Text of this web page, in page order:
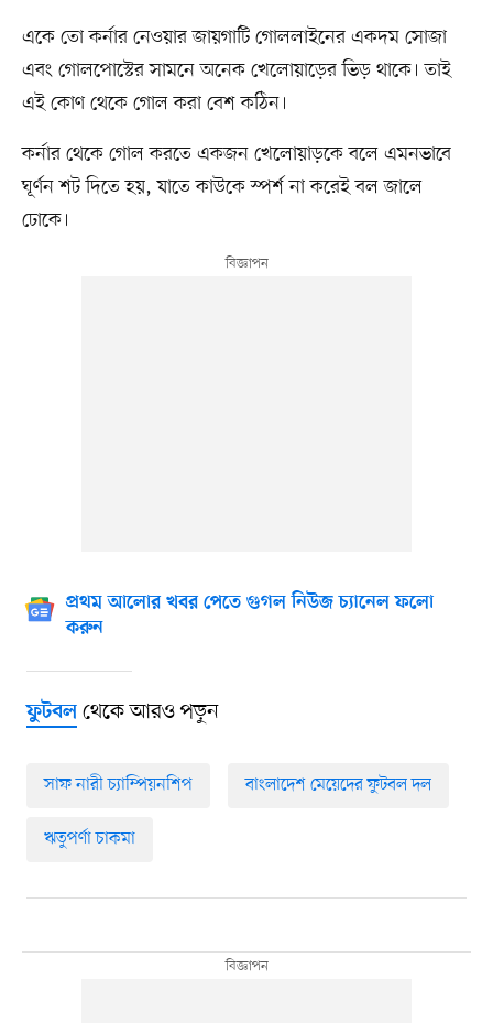
একে তো কর্নার নেওয়ার জায়গাটি গোললাইনের একদম সোজা
এবং গোলপোস্টের সামনে অনেক খেলোয়াড়ের ভিড় থাকে। তাই
এই কোণ থেকে গোল করা বেশ কঠিন।
কর্নার থেকে গোল করতে একজন খেলোয়াড়কে বলে এমনভাবে
ঘূর্ণন শট দিতে হয়, যাতে কাউকে স্পর্শ না করেই বল জালে
ঢোকে।
প্রথম আলোর খবর পেতে গুগল নিউজ চ্যানেল ফলো
করুন
ফুটবলথেকে আরও পড়ুন
সাফ নারী চ্যাম্পিয়নশিপ বাংলাদেশ মেয়েদের ফুটবল দল
ঋতুপর্ণা চাকমা